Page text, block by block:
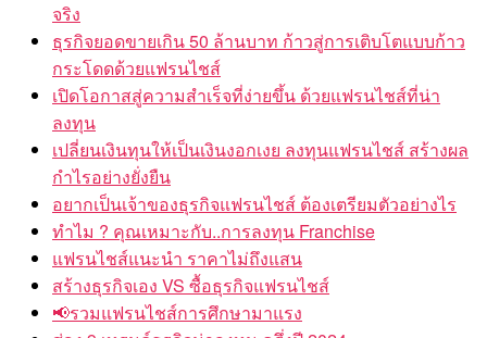
จริง
ธุรกิจยอดขายเกิน 50 ล้านบาท ก้าวสู่การเติบโตแบบก้าว
กระโดดด้วยแฟรนไชส์
เปิดโอกาสสู่ความสำเร็จที่ง่ายขึ้น ด้วยแฟรนไชส์ที่น่า
ลงทุน
เปลี่ยนเงินทุนให้เป็นเงินงอกเงย ลงทุนแฟรนไชส์ สร้างผล
กำไรอย่างยั่งยืน
อยากเป็นเจ้าของธุรกิจแฟรนไชส์ ต้องเตรียมตัวอย่างไร
ทำไม ? คุณเหมาะกับ..การลงทุน Franchise
แฟรนไชส์แนะนำ ราคาไม่ถึงแสน
สร้างธุรกิจเอง VS ซื้อธุรกิจแฟรนไชส์
📢รวมแฟรนไชส์การศึกษามาแรง